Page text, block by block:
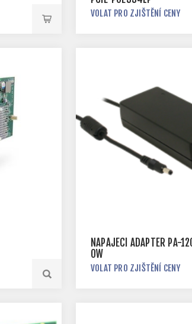
VOLAT PRO ZJIŠTĚNÍ CENY
NAPÁJECÍ ADAPTÉR PA-
OW
VOLAT PRO ZJIŠTĚNÍ CENY